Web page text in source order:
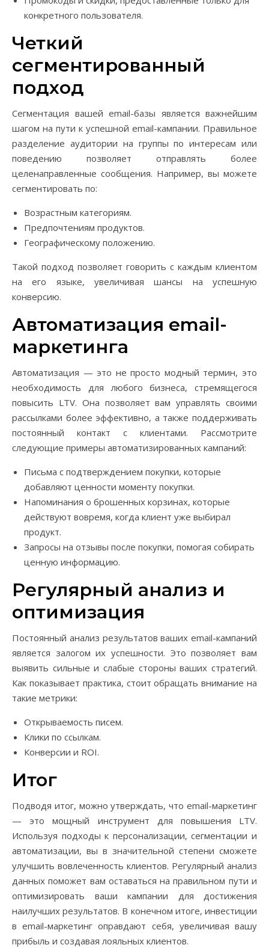
конкретного пользователя.
Четкий
сегментированный
подход
Сегментация вашей email-базы является важнейшим
шагом на пути к успешной email-кампании. Правильное
разделение аудитории на группы по интересам или
поведению позволяет отправлять более
целенаправленные сообщения. Например, вы можете
сегментировать по:
Возрастным категориям.
Предпочтениям продуктов.
Географическому положению.
Такой подход позволяет говорить с каждым клиентом
на его языке, увеличивая шансы на успешную
конверсию.
Автоматизация email-
маркетинга
Автоматизация — это не просто модный термин, это
необходимость для любого бизнеса, стремящегося
повысить LTV. Она позволяет вам управлять своими
рассылками более эффективно, а также поддерживать
постоянный контакт с клиентами. Рассмотрите
следующие примеры автоматизированных кампаний:
Письма с подтверждением покупки, которые
добавляют ценности моменту покупки.
Напоминания о брошенных корзинах, которые
действуют вовремя, когда клиент уже выбирал
продукт.
Запросы на отзывы после покупки, помогая собирать
ценную информацию.
Регулярный анализ и
оптимизация
Постоянный анализ результатов ваших email-кампаний
является залогом их успешности. Это позволяет вам
выявить сильные и слабые стороны ваших стратегий.
Как показывает практика, стоит обращать внимание на
такие метрики:
Открываемость писем.
Клики по ссылкам.
Конверсии и ROI.
Итог
Подводя итог, можно утверждать, что email-маркетинг
— это мощный инструмент для повышения LTV.
Используя подходы к персонализации, сегментации и
автоматизации, вы в значительной степени сможете
улучшить вовлеченность клиентов. Регулярный анализ
данных поможет вам оставаться на правильном пути и
оптимизировать ваши кампании для достижения
наилучших результатов. В конечном итоге, инвестиции
в email-маркетинг оправдают себя, увеличивая вашу
прибыль и создавая лояльных клиентов.